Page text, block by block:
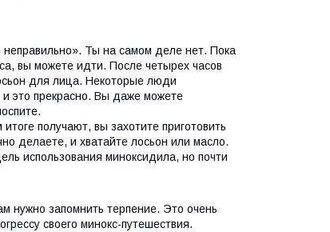
неправильно». Ты на самом деле нет. Пока
вы можете идти. После четырех часов
для лица. Некоторые люди
это прекрасно. Вы даже можете
получают, вы захотите приготовить
делаете, и хватайте лосьон или масло.
использования миноксидила, но почти
нужно запомнить терпение. Это очень
своего минокс-путешествия.